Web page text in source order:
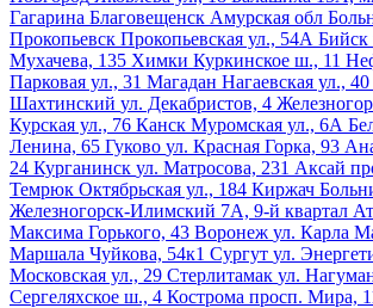
Гагарина Благовещенск Амурская обл
Прокопьевск Прокопьевская ул., 54А Бийск
Мухачева, 135 Химки Куркинское ш., 11
Парковая ул., 31 Магадан Нагаевская ул., 40
Шахтинский ул. Декабристов, 4
Курская ул., 76 Канск Муромская ул., 6А
Ленина, 65 Гуково ул. Красная Горка, 93
24 Курганинск ул. Матросова, 231 Аксай
Темрюк Октябрьская ул., 184 Киржач
Железногорск-Илимский 7А, 9-й квартал
Максима Горького, 43 Воронеж ул. Карла
Маршала Чуйкова, 54к1 Сургут ул.
Московская ул., 29 Стерлитамак ул.
Сергеляхское ш., 4 Кострома просп. Мира,